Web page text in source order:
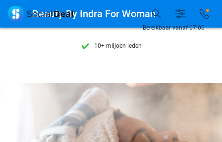
7 dagen per week beschikbaar
10+ miljoen leden
7 dagen per week beschikbaar
10+ miljoen leden
Bereikbaar vanaf 07:00
 Beauty By Indra For Woman